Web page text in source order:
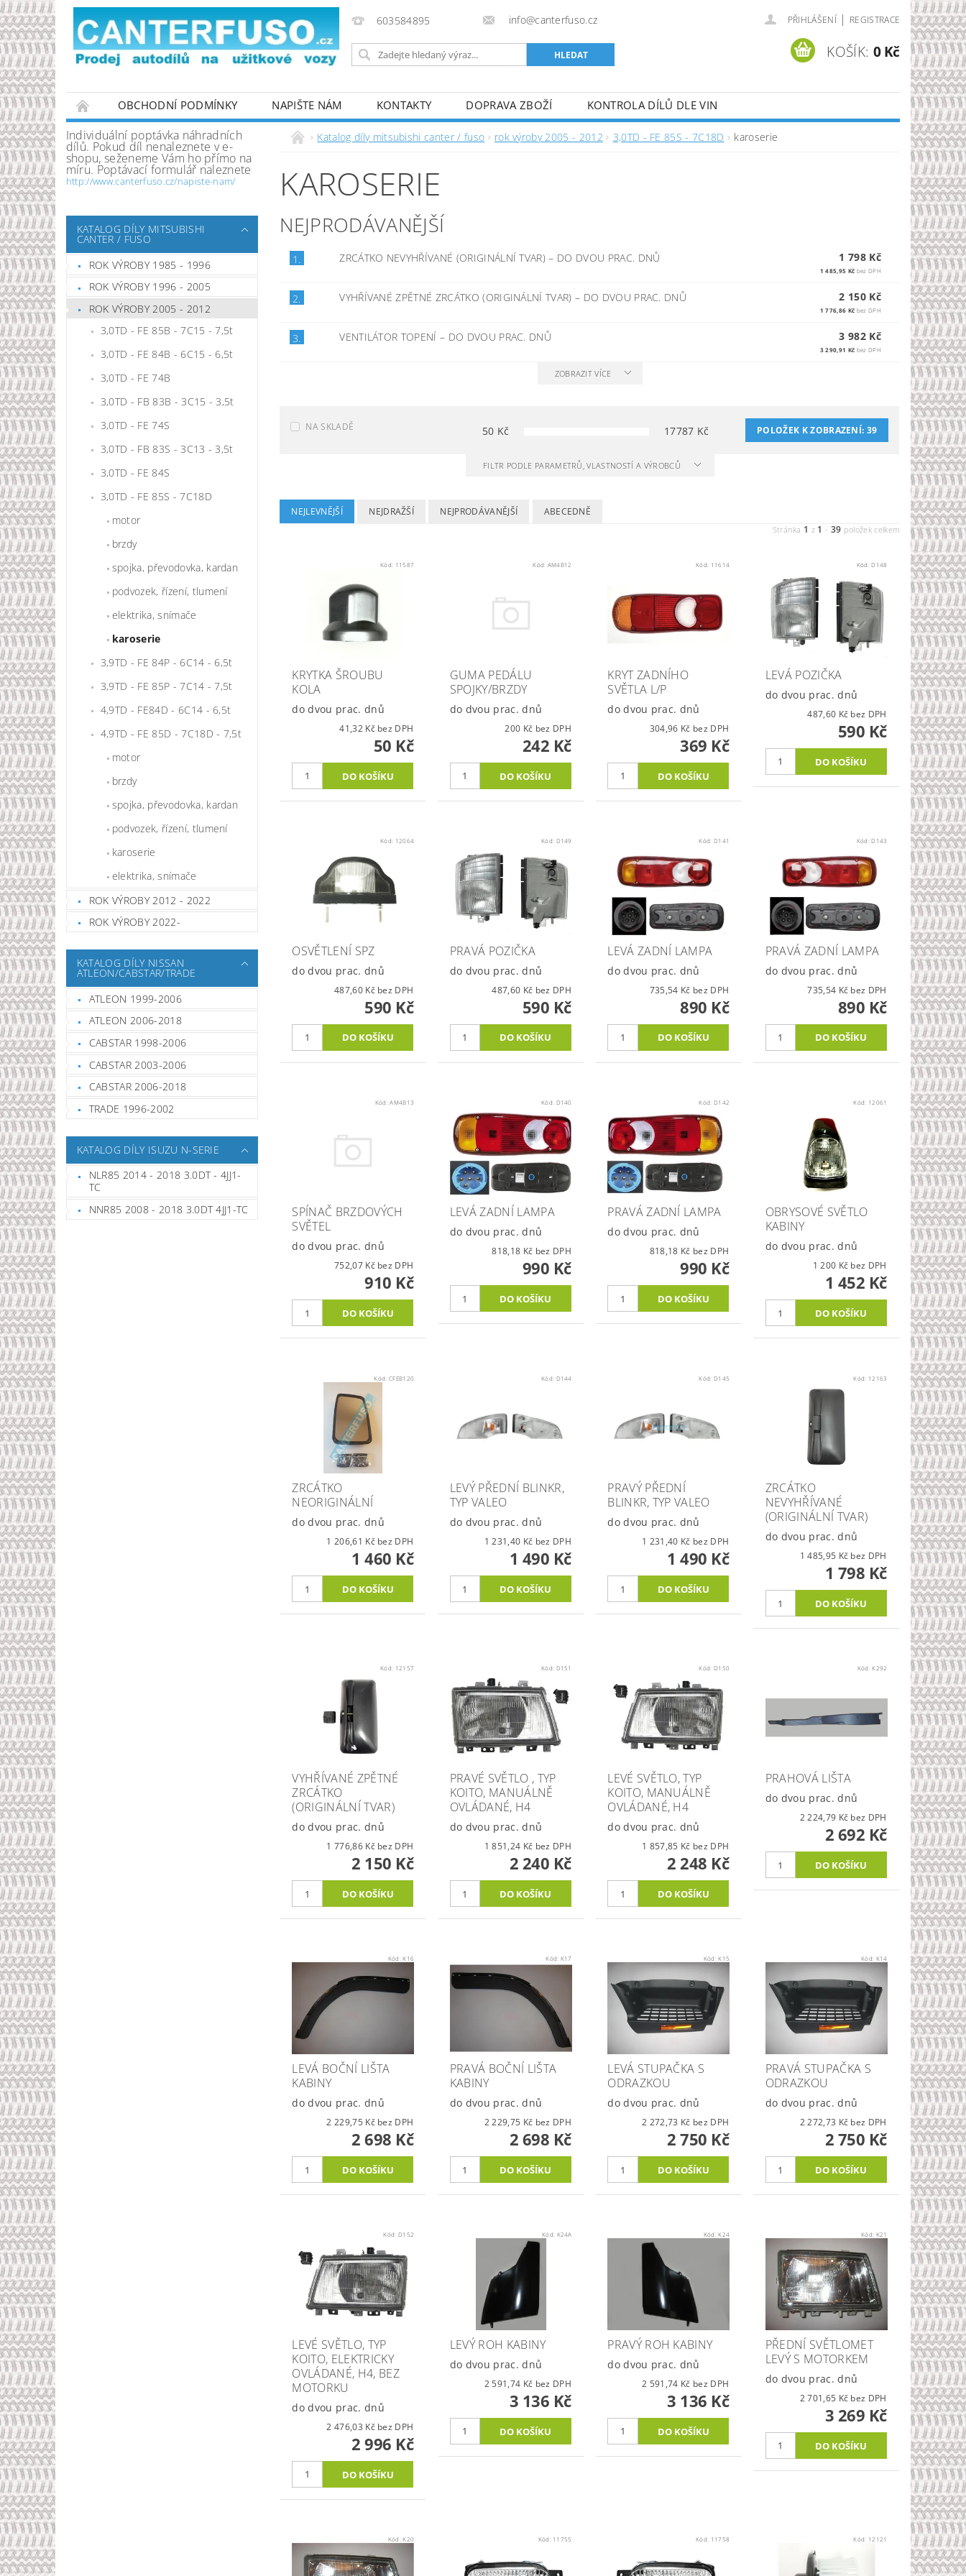
603584895 info@canterfuso.cz PŘIHLÁŠENÍ | REGISTRACE
KOŠÍK: 0 Kč
OBCHODNÍ PODMÍNKY NAPIŠTE NÁM KONTAKTY DOPRAVA ZBOŽÍ
KONTROLA DÍLŮ DLE VIN
PODMÍNKY OCHRANY OSOBNÍCH ÚDAJŮ
Individuální poptávka náhradních
dílů. Pokud díl nenaleznete v e-
shopu, seženeme Vám ho přímo na
míru. Poptávací formulář naleznete
http://www.canterfuso.cz/napiste-nam/
KATALOG DÍLY MITSUBISHI
CANTER / FUSO
ROK VÝROBY 1985 - 1996
ROK VÝROBY 1996 - 2005
ROK VÝROBY 2005 - 2012
3,0TD - FE 85B - 7C15 - 7,5t
3,0TD - FE 84B - 6C15 - 6,5t
3,0TD - FE 74B
3,0TD - FB 83B - 3C15 - 3,5t
3,0TD - FE 74S
3,0TD - FB 83S - 3C13 - 3,5t
3,0TD - FE 84S
3,0TD - FE 85S - 7C18D
motor
brzdy
spojka, převodovka, kardan
podvozek, řízení, tlumení
elektrika, snímače
karoserie
3,9TD - FE 84P - 6C14 - 6,5t
3,9TD - FE 85P - 7C14 - 7,5t
4,9TD - FE84D - 6C14 - 6,5t
4,9TD - FE 85D - 7C18D - 7,5t
motor
brzdy
spojka, převodovka, kardan
podvozek, řízení, tlumení
karoserie
elektrika, snímače
ROK VÝROBY 2012 - 2022
ROK VÝROBY 2022-
KATALOG DÍLY NISSAN
ATLEON/CABSTAR/TRADE
ATLEON 1999-2006
ATLEON 2006-2018
CABSTAR 1998-2006
CABSTAR 2003-2006
CABSTAR 2006-2018
TRADE 1996-2002
KATALOG DÍLY ISUZU N-SERIE
NLR85 2014 - 2018 3.0DT - 4JJ1-
TC
NNR85 2008 - 2018 3.0DT 4JJ1-TC
Katalog díly mitsubishi canter / fuso rok výroby 2005 - 2012 3,0TD - FE 85S - 7C18D karoserie
KAROSERIE
NEJPRODÁVANĚJŠÍ
1. ZRCÁTKO NEVYHŘÍVANÉ (ORIGINÁLNÍ TVAR)– DO DVOU PRAC. DNŮ 1 798 Kč
1 485,95 Kč bez DPH
2. VYHŘÍVANÉ ZPĚTNÉ ZRCÁTKO (ORIGINÁLNÍ TVAR) – DO DVOU PRAC. DNŮ 2 150 Kč
1 776,86 Kč bez DPH
3. VENTILÁTOR TOPENÍ – DO DVOU PRAC. DNŮ 3 982 Kč
3 290,91 Kč bez DPH
ZOBRAZIT VÍCE
NA SKLADĚ 50 Kč 17787 Kč POLOŽEK K ZOBRAZENÍ: 39
FILTR PODLE PARAMETRŮ, VLASTNOSTÍ A VÝROBCŮ
NEJLEVNĚJŠÍ NEJDRAŽŠÍ NEJPRODÁVANĚJŠÍ ABECEDNĚ
Stránka 1 z 1 - 39 položek celkem
Kód: 11587
KRYTKA ŠROUBU
KOLA
do dvou prac. dnů
41,32 Kč bez DPH
50 Kč
Kód: AM4B12
GUMA PEDÁLU
SPOJKY/BRZDY
do dvou prac. dnů
200 Kč bez DPH
242 Kč
Kód: 11614
KRYT ZADNÍHO
SVĚTLA L/P
do dvou prac. dnů
304,96 Kč bez DPH
369 Kč
Kód:D148
LEVÁ POZIČKA
do dvou prac. dnů
487,60 Kč bez DPH
590 Kč
Kód: 12064
OSVĚTLENÍ SPZ
do dvou prac. dnů
487,60 Kč bez DPH
590 Kč
Kód: D149
PRAVÁ POZIČKA
do dvou prac. dnů
487,60 Kč bez DPH
590 Kč
Kód: D141
LEVÁ ZADNÍ LAMPA
do dvou prac. dnů
735,54 Kč bez DPH
890 Kč
Kód:D143
PRAVÁ ZADNÍ LAMPA
do dvou prac. dnů
735,54 Kč bez DPH
890 Kč
Kód:AM4B13
SPÍNAČ BRZDOVÝCH
SVĚTEL
do dvou prac. dnů
752,07 Kč bez DPH
910 Kč
Kód: D140
LEVÁ ZADNÍ LAMPA
do dvou prac. dnů
818,18 Kč bez DPH
990 Kč
Kód: D142
PRAVÁ ZADNÍ LAMPA
do dvou prac. dnů
818,18 Kč bez DPH
990 Kč
Kód: 12061
OBRYSOVÉ SVĚTLO
KABINY
do dvou prac. dnů
1 200 Kč bez DPH
1 452 Kč
Kód:CFEB120
ZRCÁTKO
NEORIGINÁLNÍ
do dvou prac. dnů
1 206,61 Kč bez DPH
1 460 Kč
Kód: D144
LEVÝ PŘEDNÍ BLINKR,
TYP VALEO
do dvou prac. dnů
1 231,40 Kč bez DPH
1 490 Kč
Kód: D145
PRAVÝ PŘEDNÍ
BLINKR, TYP VALEO
do dvou prac. dnů
1 231,40 Kč bez DPH
1 490 Kč
Kód: 12163
ZRCÁTKO
NEVYHŘÍVANÉ
(ORIGINÁLNÍ TVAR)
do dvou prac. dnů
1 485,95 Kč bez DPH
1 798 Kč
Kód: 12157
VYHŘÍVANÉ ZPĚTNÉ
ZRCÁTKO
(ORIGINÁLNÍ TVAR)
do dvou prac. dnů
1 776,86 Kč bez DPH
2 150 Kč
Kód: D151
PRAVÉ SVĚTLO , TYP
KOITO, MANUÁLNĚ
OVLÁDANÉ, H4
do dvou prac. dnů
1 851,24 Kč bez DPH
2 240 Kč
Kód: D150
LEVÉ SVĚTLO, TYP
KOITO, MANUÁLNĚ
OVLÁDANÉ, H4
do dvou prac. dnů
1 857,85 Kč bez DPH
2 248 Kč
Kód:K292
PRAHOVÁ LIŠTA
do dvou prac. dnů
2 224,79 Kč bez DPH
2 692 Kč
Kód:K16
LEVÁ BOČNÍ LIŠTA
KABINY
do dvou prac. dnů
2 229,75 Kč bez DPH
2 698 Kč
Kód: K17
PRAVÁ BOČNÍ LIŠTA
KABINY
do dvou prac. dnů
2 229,75 Kč bez DPH
2 698 Kč
Kód:K15
LEVÁ STUPAČKA S
ODRAZKOU
do dvou prac. dnů
2 272,73 Kč bez DPH
2 750 Kč
Kód: K14
PRAVÁ STUPAČKA S
ODRAZKOU
do dvou prac. dnů
2 272,73 Kč bez DPH
2 750 Kč
Kód:D152
LEVÉ SVĚTLO, TYP
KOITO, ELEKTRICKY
OVLÁDANÉ, H4, BEZ
MOTORKU
do dvou prac. dnů
2 476,03 Kč bez DPH
2 996 Kč
Kód: K24A
LEVÝ ROH KABINY
do dvou prac. dnů
2 591,74 Kč bez DPH
3 136 Kč
Kód:K24
PRAVÝ ROH KABINY
do dvou prac. dnů
2 591,74 Kč bez DPH
3 136 Kč
Kód: K21
PŘEDNÍ SVĚTLOMET
LEVÝ S MOTORKEM
do dvou prac. dnů
2 701,65 Kč bez DPH
3 269 Kč
Kód:K20 Kód: 11755 Kód: 11758 Kód: 12121